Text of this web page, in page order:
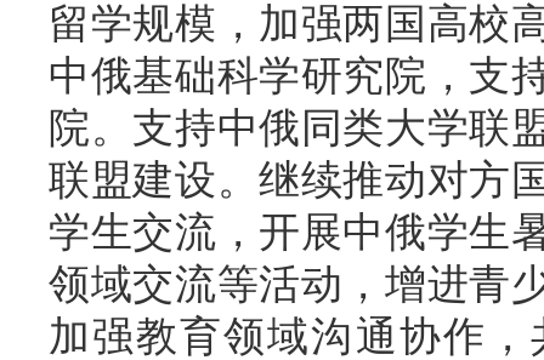
留学规模，加强两国高校
中俄基础科学研究院，支
院。支持中俄同类大学联
联盟建设。继续推动对方
学生交流，开展中俄学生
领域交流等活动，增进青
加强教育领域沟通协作